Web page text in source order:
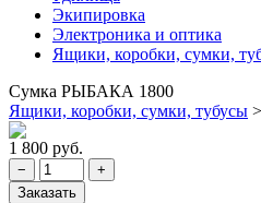
Экипировка
Электроника и оптика
Ящики, коробки, сумки,
Сумка РЫБАКА 1800
Ящики, коробки, сумки, тубусы >
1 800 руб.